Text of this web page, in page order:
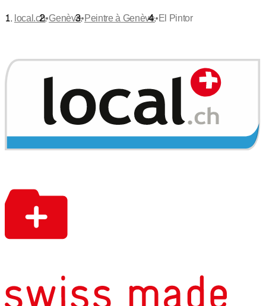
local.ch•Genève•Peintre à Genève•El Pintor